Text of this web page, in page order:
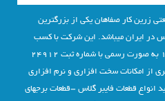
زرین کار صفاهان یکی از بزرگترین
در ایران میباشد. این شرکت با کسب
بیش از ده سال سابقه در سال 1384 به صورت رسمی با شماره ثبت 24912
از امکانات سخت افزاری و نرم افزاری
انواع قطعات فایبر گلاس –قطعات برجهای